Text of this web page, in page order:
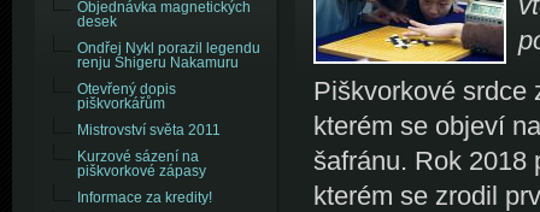
Piškvorkové srdce
kterém se objeví
šafránu. Rok 2018
kterém se zrodil
Objednávka magnetických
desek
Ondřej Nykl porazil legendu
renju Shigeru Nakamuru
Otevřený dopis
piškvorkářům
Mistrovství světa 2011
Kurzové sázení na
piškvorkové zápasy
Informace za kredity!